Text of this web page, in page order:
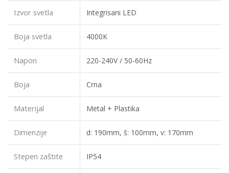
Izvor svetla Integrisani LED
Boja svetla 4000K
Napon 220-240V / 50-60Hz
Boja Crna
Materijal Metal + Plastika
Dimenzije d: 190mm, š: 100mm, v: 170mm
Stepen zaštite IP54